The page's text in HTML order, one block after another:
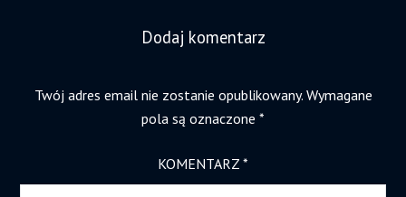
Dodaj komentarz
Twój adres email nie zostanie opublikowany. Wymagane
pola są oznaczone *
KOMENTARZ *